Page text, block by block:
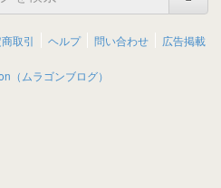
取引 ヘルプ 問い合わせ 広告掲載
（ムラゴンブログ）